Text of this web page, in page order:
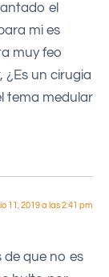
el
mi es
muy feo
¿Es un cirugia
tema medular
11, 2019 a las 2:41 pm
de que no es